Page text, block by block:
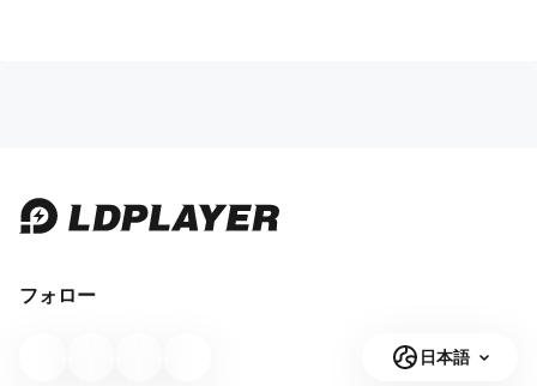
フォロー
日本語